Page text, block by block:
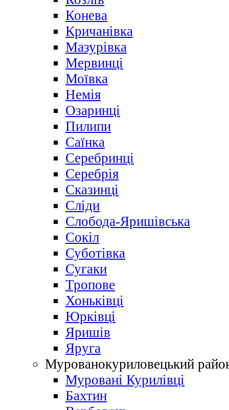
Конева
Кричанівка
Мазурівка
Мервинці
Моївка
Немія
Озаринці
Пилипи
Саїнка
Серебринці
Серебрія
Сказинці
Сліди
Слобода-Яришівська
Сокіл
Суботівка
Сугаки
Тропове
Хоньківці
Юрківці
Яришів
Яруга
Мурованокуриловецький
Муровані Курилівці
Бахтин